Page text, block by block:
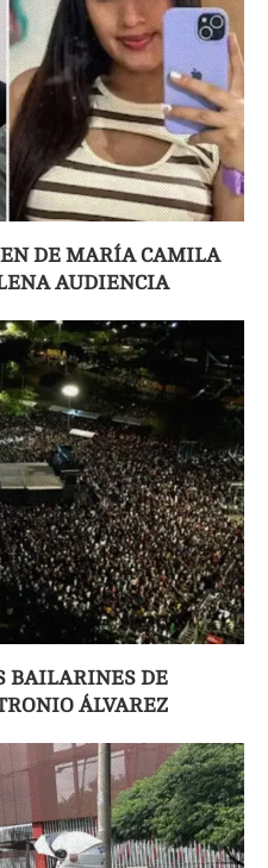
DE MARÍA CAMILA
AUDIENCIA
BAILARINES DE
ÁLVAREZ